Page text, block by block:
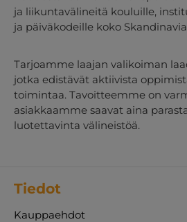
ja liikuntavälineitä kouluille,
ja päiväkodeille koko
Tarjoamme laajan valikoiman
jotka edistävät aktiivista
toimintaa. Tavoitteemme on
asiakkaamme saavat aina
luotettavinta välineistöä.
Tiedot
Kauppaehdot